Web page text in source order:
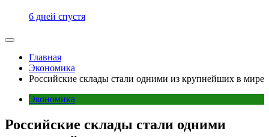
6 дней спустя
Главная
Экономика
Российские склады стали одними из крупнейших в мире
Экономика
Российские склады стали одними